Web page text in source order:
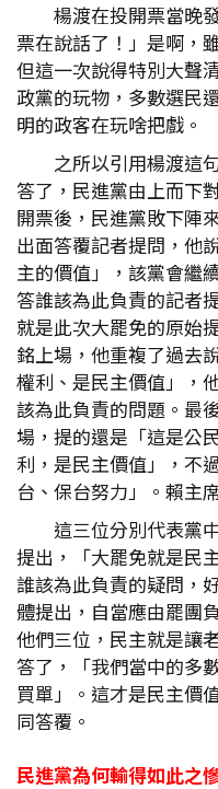
楊渡在投開票當晚
票在說話了！」是啊，
但這一次說得特別大聲
政黨的玩物，多數選民
明的政客在玩啥把戲。
之所以引用楊渡這
答了，民進黨由上而下
開票後，民進黨敗下陣
出面答覆記者提問，他
主的價值」，該黨會繼
答誰該為此負責的記者
就是此次大罷免的原始
銘上場，他重複了過去
權利、是民主價值」，
該為此負責的問題。最
場，提的還是「這是公
利，是民主價值」，不
台、保台努力」。賴主
這三位分別代表黨
提出，「大罷免就是民
誰該為此負責的疑問，
體提出，自當應由罷團
他們三位，民主就是讓
答了，「我們當中的多
買單」。這才是民主價
同答覆。
民進黨為何輸得如此之